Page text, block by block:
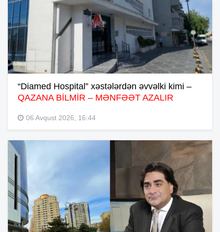
“Diamed Hospital” xəstələrdən əvvəlki kimi –
QAZANA BİLMİR – MƏNFƏƏT AZALIR
06 Avqust 2026, 16:44